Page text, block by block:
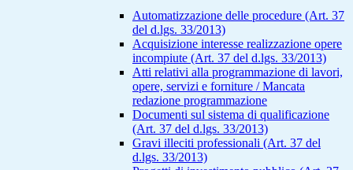
Automatizzazione delle procedure (Art. 37
del d.lgs. 33/2013)
Acquisizione interesse realizzazione opere
incompiute (Art. 37 del d.lgs. 33/2013)
Atti relativi alla programmazione di lavori,
opere, servizi e forniture / Mancata
redazione programmazione
Documenti sul sistema di qualificazione
(Art. 37 del d.lgs. 33/2013)
Gravi illeciti professionali (Art. 37 del
d.lgs. 33/2013)